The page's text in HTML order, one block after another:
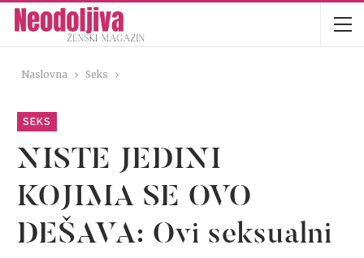
Naslovna Seks
SEKS
NISTE JEDINI
KOJIMA SE OVO
DEŠAVA: Ovi seksualni